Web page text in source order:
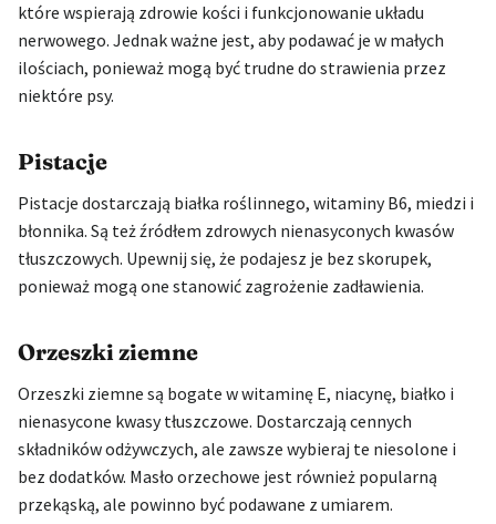
które wspierają zdrowie kości i funkcjonowanie układu
nerwowego. Jednak ważne jest, aby podawać je w małych
ilościach, ponieważ mogą być trudne do strawienia przez
niektóre psy.
Pistacje
Pistacje dostarczają białka roślinnego, witaminy B6, miedzi i
błonnika. Są też źródłem zdrowych nienasyconych kwasów
tłuszczowych. Upewnij się, że podajesz je bez skorupek,
ponieważ mogą one stanowić zagrożenie zadławienia.
Orzeszki ziemne
Orzeszki ziemne są bogate w witaminę E, niacynę, białko i
nienasycone kwasy tłuszczowe. Dostarczają cennych
składników odżywczych, ale zawsze wybieraj te niesolone i
bez dodatków. Masło orzechowe jest również popularną
przekąską, ale powinno być podawane z umiarem.